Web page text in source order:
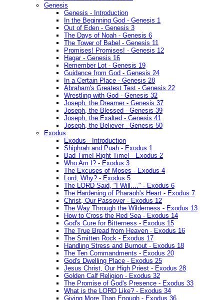
Genesis
Genesis - Introduction
In the Beginning God - Genesis 1
Out of Eden - Genesis 3
The Days of Noah - Genesis 6
The Tower of Babel - Genesis 11
Promises! Promises! - Genesis 12
Hagar - Genesis 16
Remember Lot - Genesis 19
Guidance from God - Genesis 24
In a Certain Place - Genesis 28
Abraham's Greatest Test - Genesis 22
Wrestling with God - Genesis 32
Joseph, the Dreamer - Genesis 37
Joseph, the Blessed - Genesis 39
Joseph, the Exalted - Genesis 41
Joseph, the Believer - Genesis 50
Exodus
Exodus - Introduction
Shiphrah and Puah - Exodus 1
Bad Time! Right Time! - Exodus 2
Who Am I? - Exodus 3
The Excuses of Moses - Exodus 4
Lord, Why? - Exodus 5
The LORD Said, "I Will...." - Exodus 6
The Hardening of Pharaoh's Heart - Exodus 7
Christ, Our Passover - Exodus 12
The Way Through the Wilderness - Exodus 13
How to Cross the Red Sea - Exodus 14
God's Cure for Bitterness - Exodus 15
The True Bread from Heaven - Exodus 16
The Smitten Rock - Exodus 17
Handling Stress and Burnout - Exodus 18
The Ten Commandments - Exodus 20
God's Dwelling Place - Exodus 25
Jesus Christ, Our High Priest - Exodus 28
Golden Calf Religion - Exodus 32
The Promise of God's Presence - Exodus 33
What is the LORD Like? - Exodus 34
Giving More Than Enough - Exodus 36